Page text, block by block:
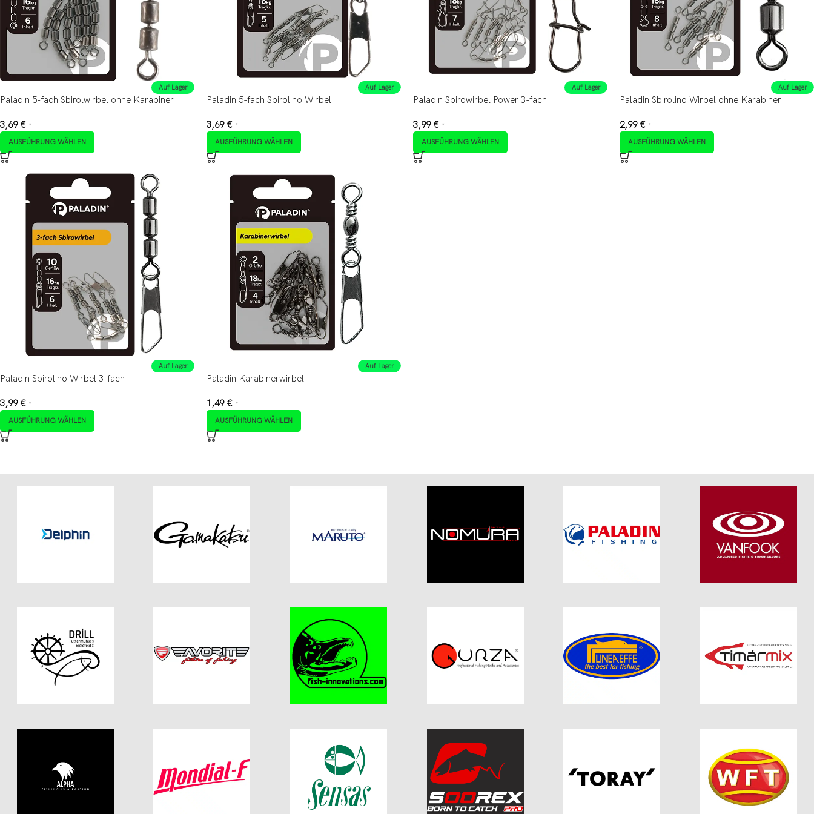
Auf Lager
Paladin 5-fach Sbirolwirbel ohne Karabiner
3,69 € *
AUSFÜHRUNG WÄHLEN
Auf Lager
Paladin 5-fach Sbirolino Wirbel
3,69 € *
AUSFÜHRUNG WÄHLEN
Auf Lager
Paladin Sbirowirbel Power 3-fach
3,99 € *
AUSFÜHRUNG WÄHLEN
Auf Lager
Paladin Sbirolino Wirbel ohne Karabiner
2,99 € *
AUSFÜHRUNG WÄHLEN
Auf Lager
Paladin Sbirolino Wirbel 3-fach
3,99 € *
AUSFÜHRUNG WÄHLEN
Auf Lager
Paladin Karabinerwirbel
1,49 € *
AUSFÜHRUNG WÄHLEN